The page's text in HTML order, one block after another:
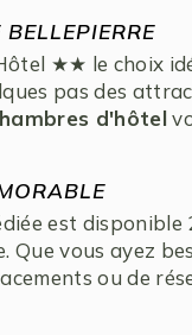
★★ le choix
pas des
d'hôtel
est disponible
Que vous ayez
ou de